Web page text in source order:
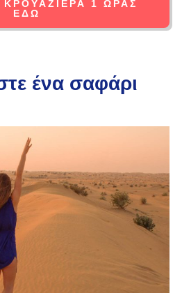
ΚΡΟΥΑΖΙΈΡΑ 1 ΏΡΑΣ
ΕΔΏ
ένα σαφάρι